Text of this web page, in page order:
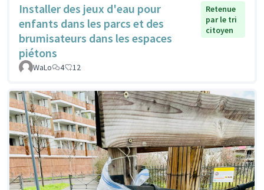
Installer des jeux d'eau pour
enfants dans les parcs et des
brumisateurs dans les espaces
piétons
Retenue
par le tri
citoyen
WaLo 4 12